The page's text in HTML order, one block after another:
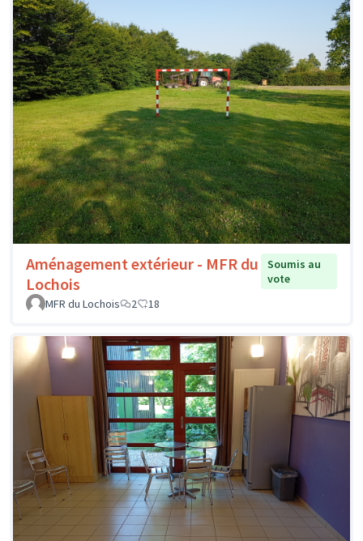
Aménagement extérieur - MFR du
Lochois
Soumis au
vote
MFR du Lochois
2 18